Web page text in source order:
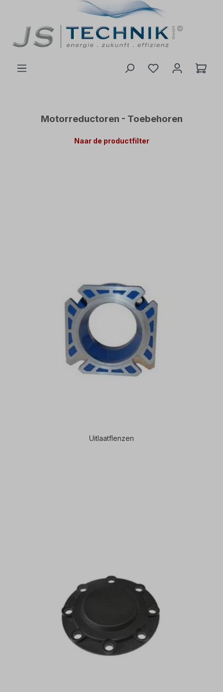
Motorreductoren - Toebehoren
Naar de productfilter
Uitlaatflenzen